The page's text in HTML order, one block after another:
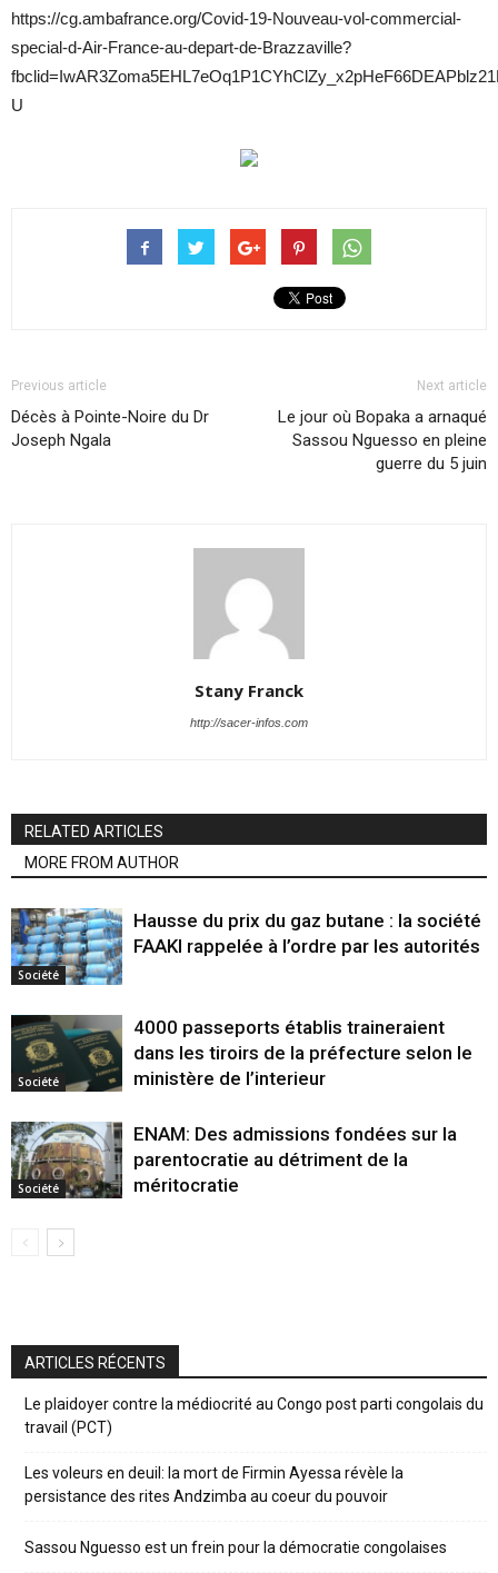
https://cg.ambafrance.org/Covid-19-Nouveau-vol-commercial-
special-d-Air-France-au-depart-de-Brazzaville?
U
Previous article
Décès à Pointe-Noire du Dr
Joseph Ngala
Next article
Le jour où Bopaka a arnaqué
Sassou Nguesso en pleine
guerre du 5 juin
Stany Franck
http://sacer-infos.com
RELATED ARTICLES
MORE FROM AUTHOR
Société
Hausse du prix du gaz butane : la société
FAAKI rappelée à l’ordre par les autorités
Société
4000 passeports établis traineraient
dans les tiroirs de la préfecture selon le
ministère de l’interieur
Société
ENAM: Des admissions fondées sur la
parentocratie au détriment de la
méritocratie
ARTICLES RÉCENTS
Le plaidoyer contre la médiocrité au Congo post parti congolais du
travail (PCT)
Les voleurs en deuil: la mort de Firmin Ayessa révèle la
persistance des rites Andzimba au coeur du pouvoir
Sassou Nguesso est un frein pour la démocratie congolaises